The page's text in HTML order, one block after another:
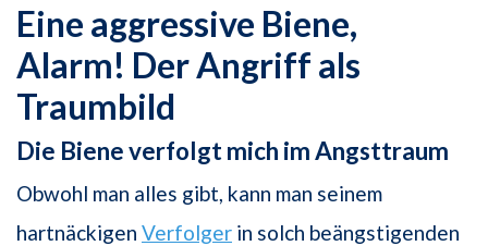
Eine aggressive Biene,
Alarm! Der Angriff als
Traumbild
Die Biene verfolgt mich im Angsttraum
Obwohl man alles gibt, kann man seinem
hartnäckigen Verfolger in solch beängstigenden